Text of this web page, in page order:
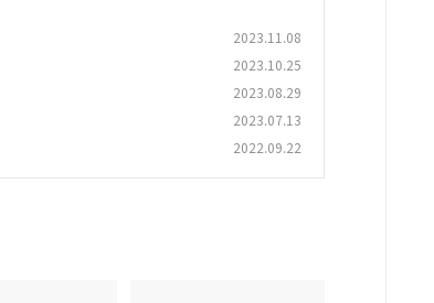
2023.11.08
2023.10.25
2023.08.29
2023.07.13
2022.09.22